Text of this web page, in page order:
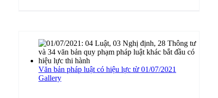
Văn bản pháp luật có hiệu lực từ 01/07/2021
Gallery